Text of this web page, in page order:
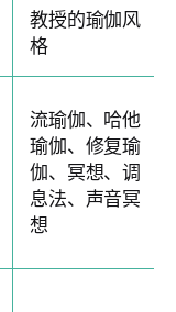
教授的瑜伽风
格
流瑜伽、哈他
瑜伽、修复瑜
伽、冥想、调
息法、声音冥
想